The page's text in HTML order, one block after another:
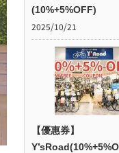
(10%+5%OFF)
2025/10/21
【優惠券】